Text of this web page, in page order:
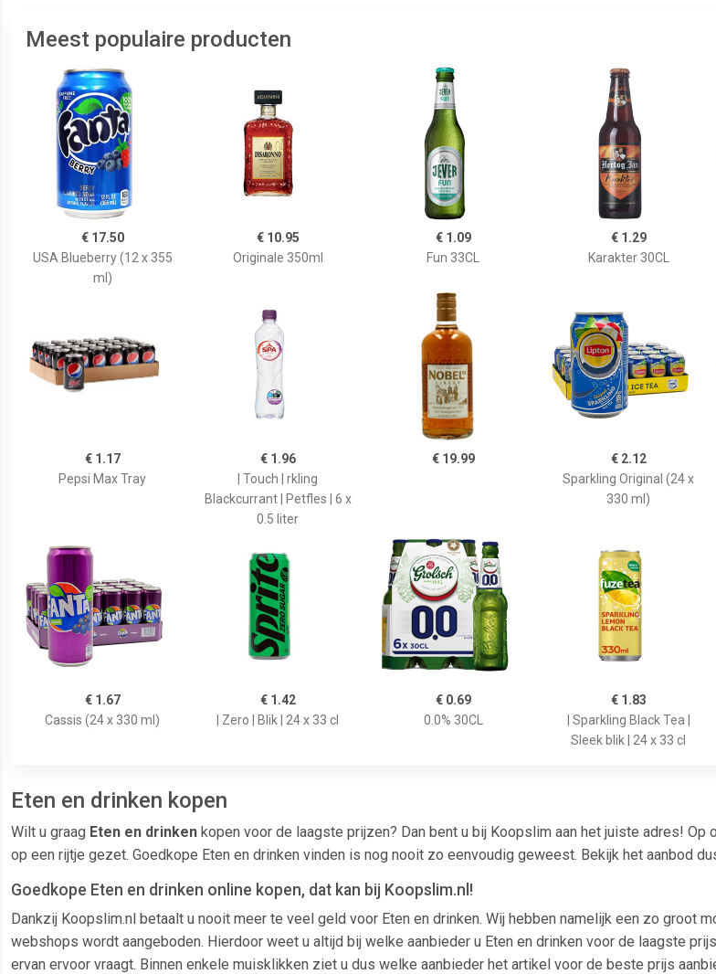
Meest populaire producten
€ 17.50
USA Blueberry (12 x 355
ml)
€ 10.95
Originale 350ml
€ 1.09
Fun 33CL
€ 1.29
Karakter 30CL
€ 1.17
Pepsi Max Tray
€ 1.96
| Touch | rkling
Blackcurrant | Petfles | 6 x
0.5 liter
€ 19.99
€ 2.12
Sparkling Original (24 x
330 ml)
€ 1.67
Cassis (24 x 330 ml)
€ 1.42
| Zero | Blik | 24 x 33 cl
€ 0.69
0.0% 30CL
€ 1.83
| Sparkling Black Tea |
Sleek blik | 24 x 33 cl
Eten en drinken kopen
Wilt u graag Eten en drinken kopen voor de laagste prijzen? Dan bent u bij Koopslim aan het juiste adres!
op een rijtje gezet. Goedkope Eten en drinken vinden is nog nooit zo eenvoudig geweest. Bekijk het aanbod
Goedkope Eten en drinken online kopen, dat kan bij Koopslim.nl!
Dankzij Koopslim.nl betaalt u nooit meer te veel geld voor Eten en drinken. Wij hebben namelijk een zo groot
webshops wordt aangeboden. Hierdoor weet u altijd bij welke aanbieder u Eten en drinken voor de laagste
ervan ervoor vraagt. Binnen enkele muisklikken ziet u dus welke aanbieder het artikel voor de beste prijs